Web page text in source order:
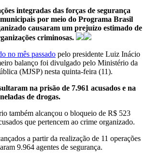
integradas das forças de segurança
municipais por meio do Programa Brasil
causaram um prejuízo estimado de
criminosas.
no mês passado pelo presidente Luiz Inácio
balanço foi divulgado pelo Ministério da
(MJSP) nesta quinta-feira (11).
na prisão de 7.961 acusados e na
de drogas.
também alcançou o bloqueio de R$ 523
que pertencem ao crime organizado.
a partir da realização de 11 operações
9.964 agentes de segurança.